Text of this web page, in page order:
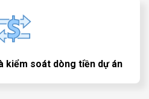
kiểm soát dòng tiền dự án